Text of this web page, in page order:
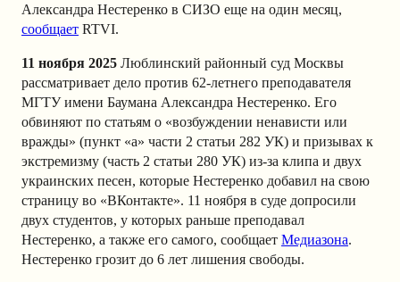
Александра Нестеренко в СИЗО еще на один месяц,
сообщает RTVI.
11 ноября 2025 Люблинский районный суд Москвы
рассматривает дело против 62-летнего преподавателя
МГТУ имени Баумана Александра Нестеренко. Его
обвиняют по статьям о «возбуждении ненависти или
вражды» (пункт «а» части 2 статьи 282 УК) и призывах к
экстремизму (часть 2 статьи 280 УК) из-за клипа и двух
украинских песен, которые Нестеренко добавил на свою
страницу во «ВКонтакте». 11 ноября в суде допросили
двух студентов, у которых раньше преподавал
Нестеренко, а также его самого, сообщает Медиазона.
Нестеренко грозит до 6 лет лишения свободы.